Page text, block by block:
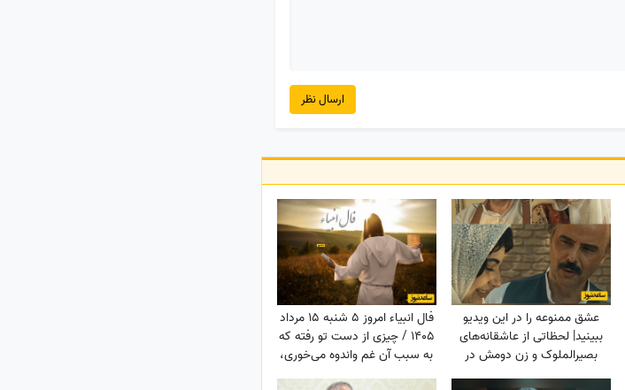
ارسال نظر
عشق ممنوعه را در این ویدیو
ببینید| لحظاتی از عاشقانه‌های
بصیرالملوک و زن دومش در
بامداد خمار؛ از مشاعره دلبرانه
فال انبیاء امروز 5 شنبه 15 مرداد
1405 / چیزی از دست تو رفته که
به سبب آن غم واندوه می‌خوری،
اما ...